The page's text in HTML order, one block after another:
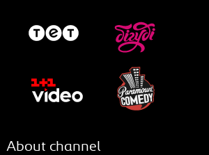
About channel